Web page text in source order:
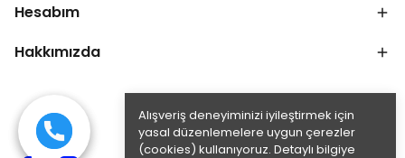
Alışveriş deneyiminizi iyileştirmek için
yasal düzenlemelere uygun çerezler
(cookies) kullanıyoruz. Detaylı bilgiye
Hesabım
Hakkımızda